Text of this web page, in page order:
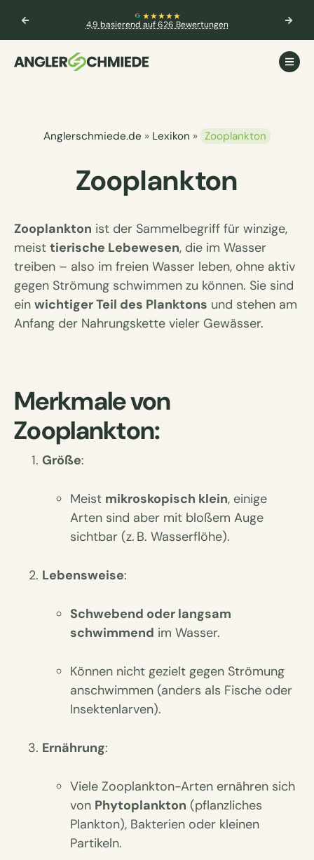
★★★★★
4,9 basierend auf 626 Bewertungen
Anglerschmiede.de » Lexikon » Zooplankton
Zooplankton
Zooplankton ist der Sammelbegriff für winzige,
meist tierische Lebewesen, die im Wasser
treiben – also im freien Wasser leben, ohne aktiv
gegen Strömung schwimmen zu können. Sie sind
ein wichtiger Teil des Planktons und stehen am
Anfang der Nahrungskette vieler Gewässer.
Merkmale von
Zooplankton:
Größe:
Meist mikroskopisch klein, einige
Arten sind aber mit bloßem Auge
sichtbar (z. B. Wasserflöhe).
Lebensweise:
Schwebend oder langsam
schwimmend im Wasser.
Können nicht gezielt gegen Strömung
anschwimmen (anders als Fische oder
Insektenlarven).
Ernährung:
Viele Zooplankton-Arten ernähren sich
von Phytoplankton (pflanzliches
Plankton), Bakterien oder kleinen
Partikeln.